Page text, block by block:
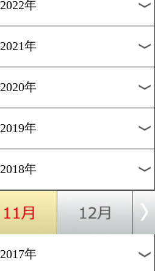
4 5 6 7 8 次へ>
過去のニュース
2026年
2025年
2024年